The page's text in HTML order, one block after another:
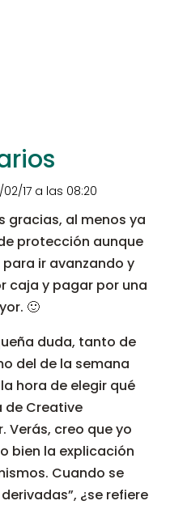
17 a las 08:20
gracias, al menos ya
protección aunque
ir avanzando y
caja y pagar por una
🙂
duda, tanto de
del de la semana
hora de elegir qué
de Creative
Verás, creo que yo
bien la explicación
Cuando se
¿se refiere